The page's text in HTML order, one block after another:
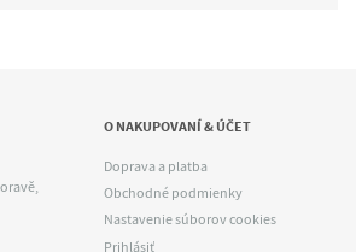
O NAKUPOVANÍ & ÚČET
Doprava a platba
Obchodné podmienky
Nastavenie súborov cookies
Prihlásiť